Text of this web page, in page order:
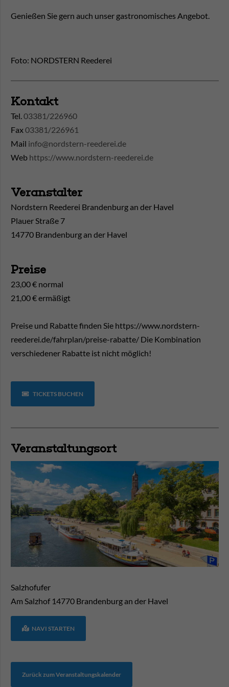
Genießen Sie gern auch unser gastronomisches Angebot.
Foto: NORDSTERN Reederei
Kontakt
Tel. 03381/226960
Fax03381/226961
Mail info@nordstern-reederei.de
Web https://www.nordstern-reederei.de
Veranstalter
Nordstern Reederei Brandenburg an der Havel
Plauer Straße 7
14770 Brandenburg an der Havel
Preise
23,00 € normal
21,00 € ermäßigt
Preise und Rabatte finden Sie https://www.nordstern-
reederei.de/fahrplan/preise-rabatte/ Die Kombination
verschiedener Rabatte ist nicht möglich!
TICKETS BUCHEN
Veranstaltungsort
Salzhofufer
Am Salzhof 14770 Brandenburg an der Havel
NAVI STARTEN
Zurück zum Veranstaltungskalender